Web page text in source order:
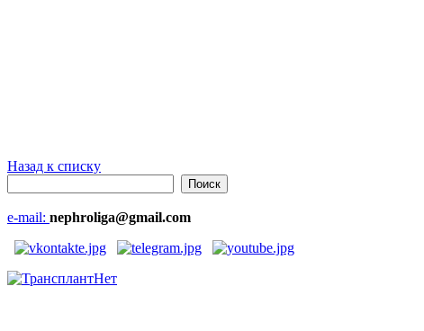
Назад к списку
e-mail: nephroliga@gmail.com